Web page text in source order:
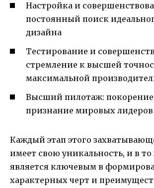
Настройка и
постоянный поиск
дизайна
Тестирование и
стремление к высшей
максимальной
Высший пилотаж:
признание мировых лидеров
Каждый этап этого
имеет свою уникальность, и в
является ключевым в
характерных черт и